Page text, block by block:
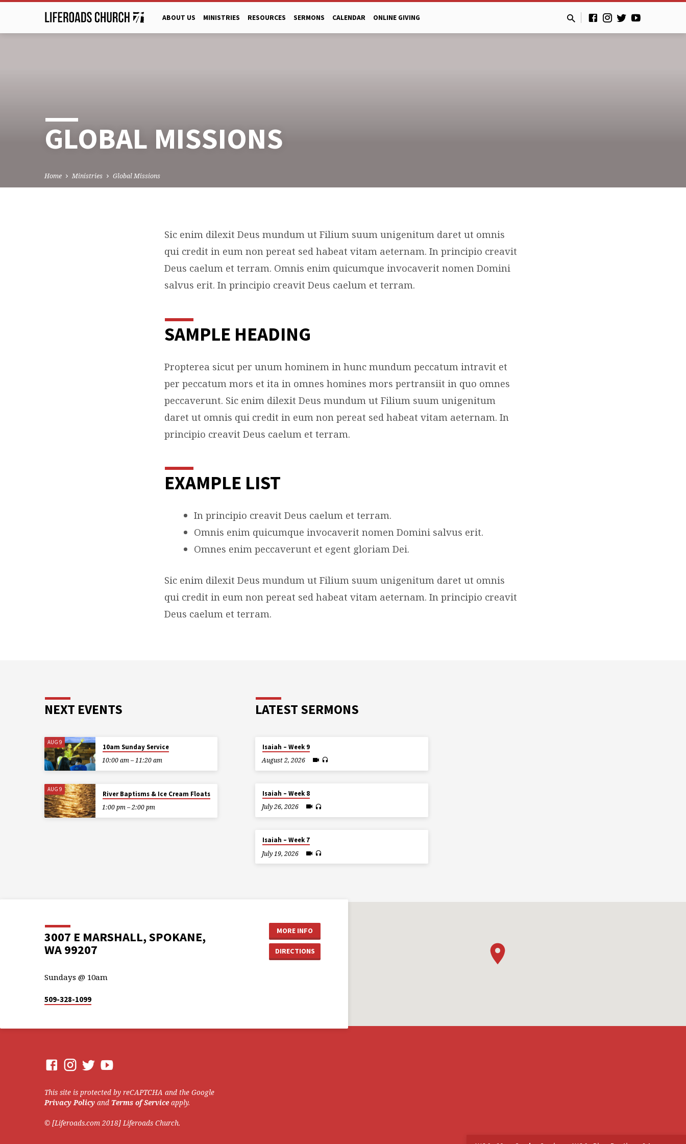
ABOUT US MINISTRIES RESOURCES SERMONS CALENDAR ONLINE GIVING
GLOBAL MISSIONS
Home Ministries Global Missions
GLOBAL
MISSIONS
Sic enim dilexit Deus mundum ut Filium suum unigenitum daret ut omnis
qui credit in eum non pereat sed habeat vitam aeternam. In principio creavit
Deus caelum et terram. Omnis enim quicumque invocaverit nomen Domini
salvus erit. In principio creavit Deus caelum et terram.
SAMPLE HEADING
Propterea sicut per unum hominem in hunc mundum peccatum intravit et
per peccatum mors et ita in omnes homines mors pertransiit in quo omnes
peccaverunt. Sic enim dilexit Deus mundum ut Filium suum unigenitum
daret ut omnis qui credit in eum non pereat sed habeat vitam aeternam. In
principio creavit Deus caelum et terram.
EXAMPLE LIST
In principio creavit Deus caelum et terram.
Omnis enim quicumque invocaverit nomen Domini salvus erit.
Omnes enim peccaverunt et egent gloriam Dei.
Sic enim dilexit Deus mundum ut Filium suum unigenitum daret ut omnis
qui credit in eum non pereat sed habeat vitam aeternam. In principio creavit
Deus caelum et terram.
NEXT EVENTS
AUG 9
10am Sunday Service
10:00 am – 11:20 am
AUG 9
River Baptisms & Ice Cream Floats
1:00 pm – 2:00 pm
LATEST SERMONS
Isaiah – Week 9
August 2, 2026
Isaiah – Week 8
July 26, 2026
Isaiah – Week 7
July 19, 2026
3007 E MARSHALL, SPOKANE,
WA 99207
MORE INFO
DIRECTIONS
Sundays @ 10am
509-328-1099
This site is protected by reCAPTCHA and the Google
Privacy Policy and Terms of Serviceapply.
© [Liferoads.com 2018] Liferoads Church.